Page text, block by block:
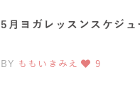
5月ヨガレッスンスケジュ
BY ももいきみえ 9